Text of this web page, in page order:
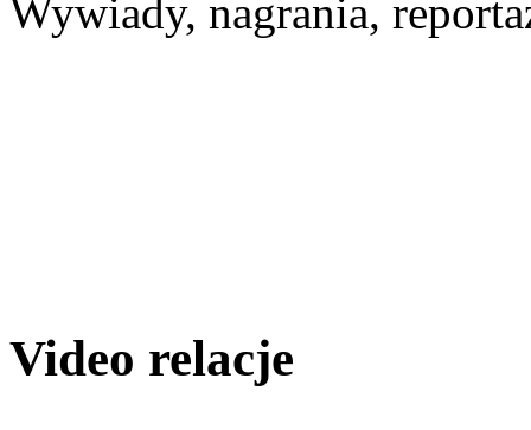
Wywiady, nagrania,
Video relacje